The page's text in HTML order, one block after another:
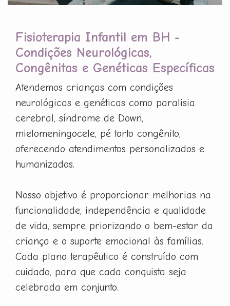
Fisioterapia Infantil em BH -
Condições Neurológicas,
Congênitas e Genéticas Específicas
Atendemos crianças com condições
neurológicas e genéticas como paralisia
cerebral, síndrome de Down,
mielomeningocele, pé torto congênito,
oferecendo atendimentos personalizados e
humanizados.
Nosso objetivo é proporcionar melhorias na
funcionalidade, independência e qualidade
de vida, sempre priorizando o bem-estar da
criança e o suporte emocional às famílias.
Cada plano terapêutico é construído com
cuidado, para que cada conquista seja
celebrada em conjunto.